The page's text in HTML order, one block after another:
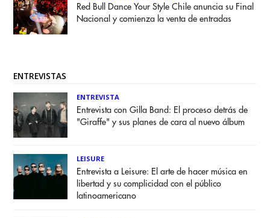
Red Bull Dance Your Style Chile anuncia su Final
Nacional y comienza la venta de entradas
ENTREVISTAS
ENTREVISTA
Entrevista con Gilla Band: El proceso detrás de
"Giraffe" y sus planes de cara al nuevo álbum
LEISURE
Entrevista a Leisure: El arte de hacer música en
libertad y su complicidad con el público
latinoamericano